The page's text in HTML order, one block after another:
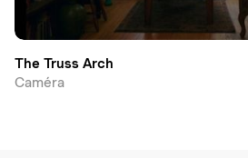
The Truss Arch
Caméra